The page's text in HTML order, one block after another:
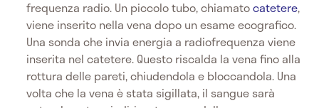
frequenza radio. Un piccolo tubo, chiamatocatetere,
viene inserito nella vena dopo un esame ecografico.
Una sonda che invia energia a radiofrequenza viene
inserita nel catetere. Questo riscalda la vena fino alla
rottura delle pareti, chiudendola e bloccandola. Una
volta che la vena è stata sigillata, il sangue sarà